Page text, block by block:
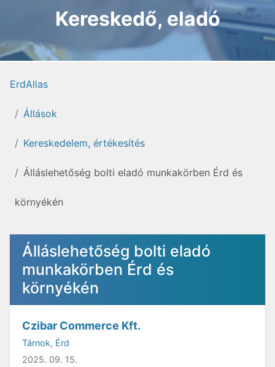
Kereskedő, eladó
ErdAllas
Állások
Kereskedelem, értékesítés
Álláslehetőség bolti eladó munkakörben Érd és
környékén
Álláslehetőség bolti eladó
munkakörben Érd és
környékén
Czibar Commerce Kft.
Tárnok, Érd
2025. 09. 15.